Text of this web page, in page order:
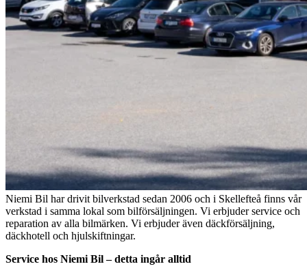
Niemi Bil har drivit bilverkstad sedan 2006 och i Skellefteå finns vår
verkstad i samma lokal som bilförsäljningen. Vi erbjuder service och
reparation av alla bilmärken. Vi erbjuder även däckförsäljning,
däckhotell och hjulskiftningar.
Service hos Niemi Bil – detta ingår alltid